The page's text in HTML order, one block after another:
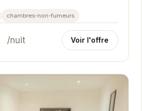
chambres-non-fumeurs
/nuit Voir l'offre